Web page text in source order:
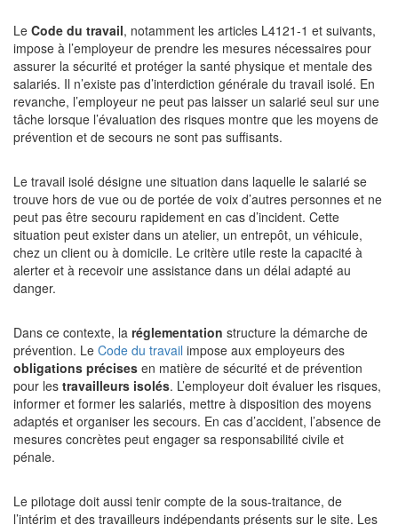
Le Code du travail, notamment les articles L4121-1 et suivants,
impose à l’employeur de prendre les mesures nécessaires pour
assurer la sécurité et protéger la santé physique et mentale des
salariés. Il n’existe pas d’interdiction générale du travail isolé. En
revanche, l’employeur ne peut pas laisser un salarié seul sur une
tâche lorsque l’évaluation des risques montre que les moyens de
prévention et de secours ne sont pas suffisants.
Le travail isolé désigne une situation dans laquelle le salarié se
trouve hors de vue ou de portée de voix d’autres personnes et ne
peut pas être secouru rapidement en cas d’incident. Cette
situation peut exister dans un atelier, un entrepôt, un véhicule,
chez un client ou à domicile. Le critère utile reste la capacité à
alerter et à recevoir une assistance dans un délai adapté au
danger.
Dans ce contexte, la réglementation structure la démarche de
prévention. Le Code du travail impose aux employeurs des
obligations précises en matière de sécurité et de prévention
pour les travailleurs isolés. L’employeur doit évaluer les risques,
informer et former les salariés, mettre à disposition des moyens
adaptés et organiser les secours. En cas d’accident, l’absence de
mesures concrètes peut engager sa responsabilité civile et
pénale.
Le pilotage doit aussi tenir compte de la sous-traitance, de
l’intérim et des travailleurs indépendants présents sur le site. Les